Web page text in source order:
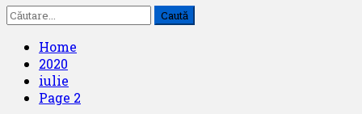
Caută
după:
Home
2020
iulie
Page 2